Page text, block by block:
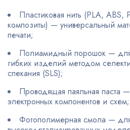
Пластиковая нить (PLA, ABS,
композиты) — универсальный
печати;
Полиамидный порошок —
гибких изделий методом
спекания (SLS);
Проводящая паяльная паста
электронных компонентов и схем;
Фотополимерная смола —